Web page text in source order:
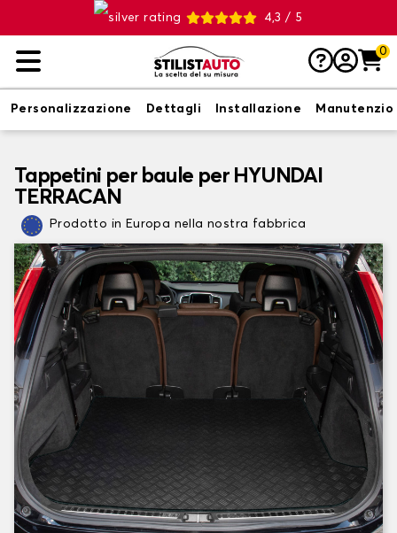
4,3 / 5
0
Personalizzazione Dettagli Installazione
Tappetini per baule per HYUNDAI
TERRACAN
Prodotto in Europa nella nostra fabbrica